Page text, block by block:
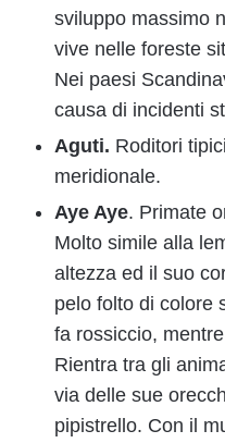
sviluppo massimo
vive nelle foreste
Nei paesi
causa di incidenti
Aguti. Roditori
meridionale.
Aye Aye. Primate
Molto simile alla
altezza ed il suo
pelo folto di colore
fa rossiccio,
Rientra tra gli
via delle sue
pipistrello. Con il